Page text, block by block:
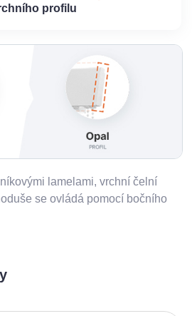
profilu
lamelami, vrchní čelní
se ovládá pomocí bočního